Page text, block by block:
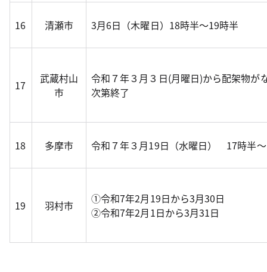
16 清瀬市 3月6日（木曜日）18時半～19時半
17
武蔵村山
市
令和７年３月３日(月曜日)から配架物が
次第終了
18 多摩市 令和７年３月19日（水曜日） 17時半
19 羽村市
①令和7年2月19日から3月30日
②令和7年2月1日から3月31日